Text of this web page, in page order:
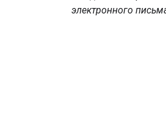
электронного